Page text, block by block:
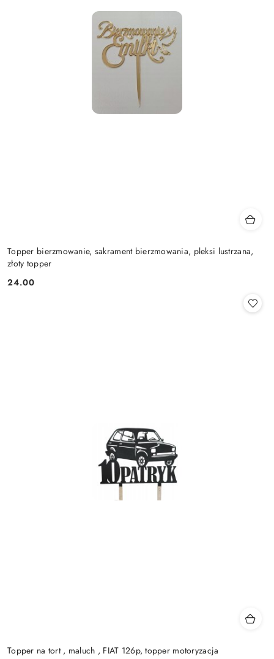
Topper bierzmowanie, sakrament bierzmowania, pleksi lustrzana,
złoty topper
Cena:
24.00
Topper na tort , maluch , FIAT 126p, topper motoryzacja